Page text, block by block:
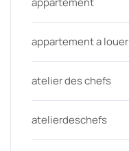
appartement a louer
atelier des chefs
atelierdeschefs